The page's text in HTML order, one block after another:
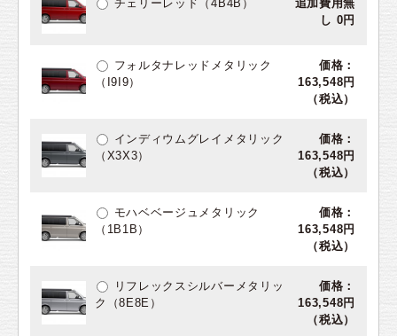
チェリーレッド（4B4B）
追加費用無
し 0円
フォルタナレッドメタリック
（I9I9）
価格：
163,548円
（税込）
インディウムグレイメタリック
（X3X3）
価格：
163,548円
（税込）
モハベベージュメタリック
（1B1B）
価格：
163,548円
（税込）
リフレックスシルバーメタリッ
ク（8E8E）
価格：
163,548円
（税込）